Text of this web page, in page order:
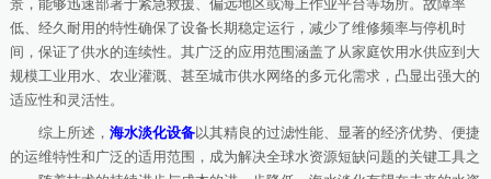
低、经久耐用的特性确保了设备长期稳定运行，减少了维修频率与停机时
间，保证了供水的连续性。其广泛的应用范围涵盖了从家庭饮用水供应到大
规模工业用水、农业灌溉、甚至城市供水网络的多元化需求，凸显出强大的
适应性和灵活性。
综上所述， 海水淡化设备以其精良的过滤性能、显著的经济优势、便捷
的运维特性和广泛的适用范围，成为解决全球水资源短缺问题的关键工具之